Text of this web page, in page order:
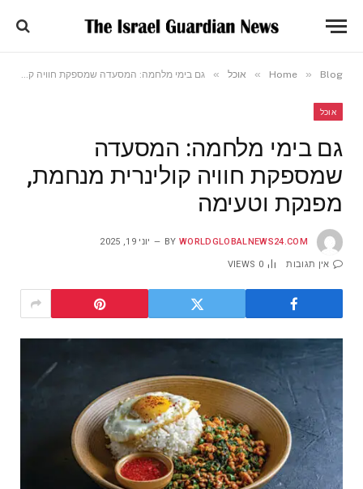
Home » Blog
» אוכל » גם בימי מלחמה: המסעדה שמספקת חוויה קולינרית מנחמת, מפנקת וטעימה
אוכל
גם בימי מלחמה: המסעדה
שמספקת חוויה קולינרית מנחמת,
מפנקת וטעימה
BY WORLDGLOBALNEWS24.COM יוני 19, 2025
אין תגובות 0
VIEWS